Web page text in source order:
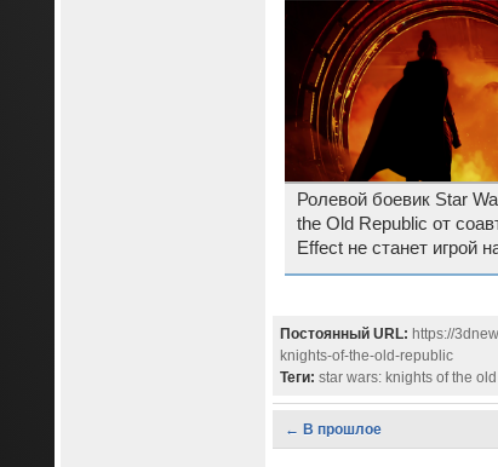
Ролевой боевик Star
the Old Republic от
Effect не станет игрой
часов и обойдётся без
Постоянный URL: https://
knights-of-the-old-republic
Теги: star wars: knights of the
← В прошлое